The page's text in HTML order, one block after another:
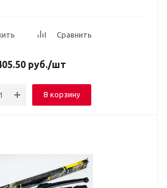
Сравнить
руб./шт
В корзину